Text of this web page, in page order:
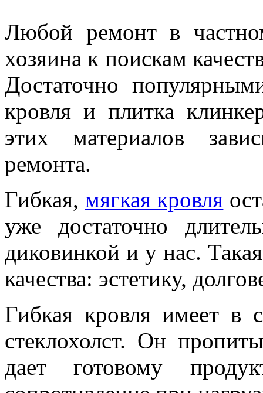
Любой ремонт в
хозяина к поискам
Достаточно
кровля и плитка
этих материалов
ремонта.
Гибкая, мягкая кровля
уже достаточно
диковинкой и у нас.
качества: эстетику,
Гибкая кровля имеет в
стеклохолст. Он
дает готовому